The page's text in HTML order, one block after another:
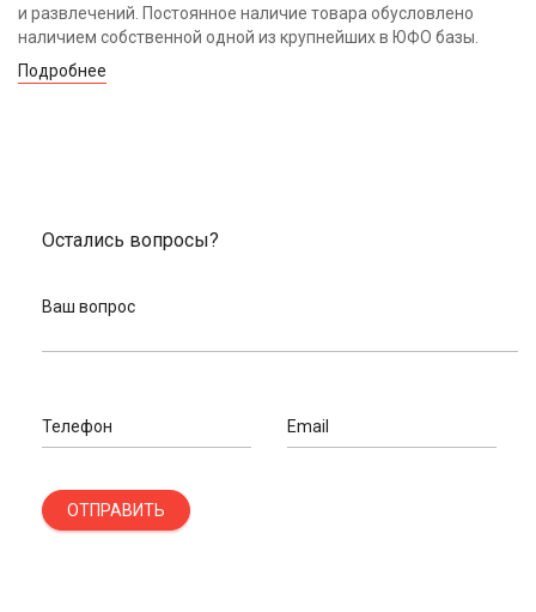
и развлечений. Постоянное наличие товара обусловлено
наличием собственной одной из крупнейших в ЮФО базы.
Подробнее
Остались вопросы?
Ваш вопрос
Телефон Email
ОТПРАВИТЬ